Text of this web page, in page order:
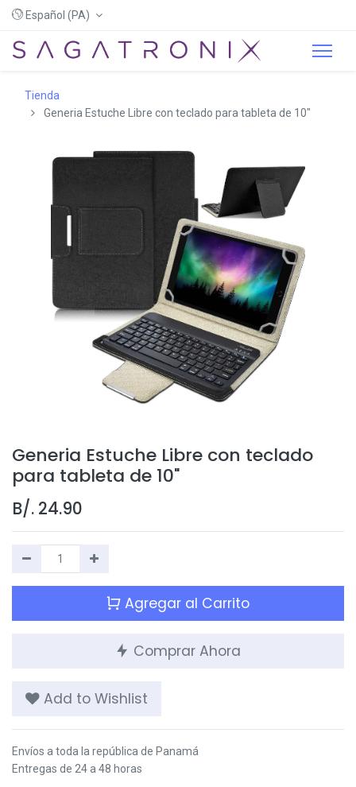
Español (PA)
Tienda
Generia Estuche Libre con teclado para tableta de 10"
Generia Estuche Libre con teclado
para tableta de 10"
B/. 24.90
Agregar al Carrito
Comprar Ahora
Add to Wishlist
Envíos a toda la república de Panamá
Entregas de 24 a 48 horas